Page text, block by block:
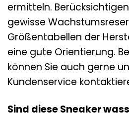
ermitteln.
gewisse
Größentabellen der
eine gute Orientierung.
können Sie auch gerne
Kundenservice
Sind diese Sneaker